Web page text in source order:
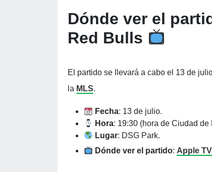
Dónde ver el
Red Bulls
El partido se llevará a cabo el 13 de
la MLS.
Fecha: 13 de julio.
Hora: 19:30 (hora de Ciudad de
Lugar: DSG Park.
Dónde ver el partido: Apple